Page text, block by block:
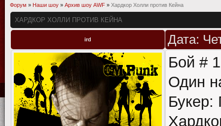
Форум » Наши шоу » Архив шоу AWF » Хардкор Холли против Кейна
ХАРДКОР ХОЛЛИ ПРОТИВ КЕЙНА
ird Дата:
Бой # 1
Один
Букер: